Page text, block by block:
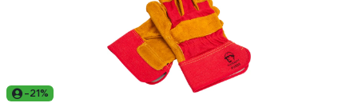
-21%